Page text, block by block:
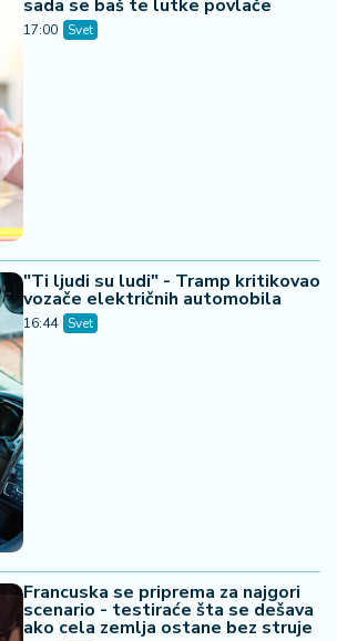
sada se baš te lutke povlače
17:00 Svet
"Ti ljudi su ludi" - Tramp kritikovao
vozače električnih automobila
16:44 Svet
Francuska se priprema za najgori
scenario - testiraće šta se dešava
ako cela zemlja ostane bez struje